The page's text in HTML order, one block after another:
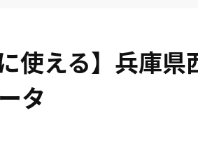
使える】兵庫
タ